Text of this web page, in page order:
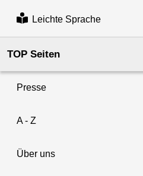
Leichte Sprache
TOP Seiten
Presse
A - Z
Über uns